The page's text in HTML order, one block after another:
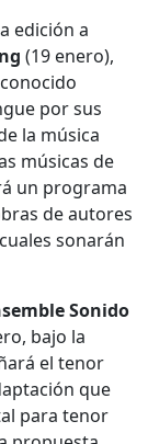
edición a
(19 enero),
por sus
la música
músicas de
un programa
de autores
sonarán
Sonido
bajo la
el tenor
que
para tenor